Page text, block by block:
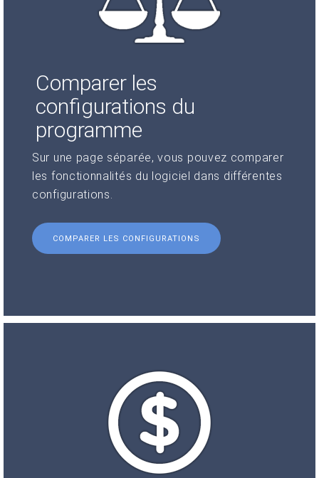
Comparer les
configurations du
programme
Sur une page séparée, vous pouvez comparer
les fonctionnalités du logiciel dans différentes
configurations.
COMPARER LES CONFIGURATIONS